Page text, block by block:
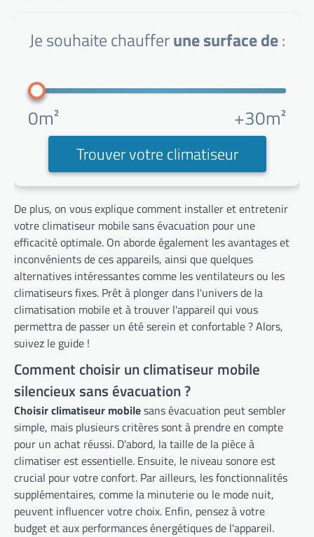
Je souhaite chaufferune surface de:
0m² +30m²
Trouver votre climatiseur
De plus, on vous explique comment installer et entretenir
votre climatiseur mobile sans évacuation pour une
efficacité optimale. On aborde également les avantages et
inconvénients de ces appareils, ainsi que quelques
alternatives intéressantes comme les ventilateurs ou les
climatiseurs fixes. Prêt à plonger dans l'univers de la
climatisation mobile et à trouver l'appareil qui vous
permettra de passer un été serein et confortable ? Alors,
suivez le guide !
Comment choisir un climatiseur mobile
silencieux sans évacuation ?
Choisir climatiseur mobilesans évacuation peut sembler
simple, mais plusieurs critères sont à prendre en compte
pour un achat réussi. D'abord, la taille de la pièce à
climatiser est essentielle. Ensuite, le niveau sonore est
crucial pour votre confort. Par ailleurs, les fonctionnalités
supplémentaires, comme la minuterie ou le mode nuit,
peuvent influencer votre choix. Enfin, pensez à votre
budget et aux performances énergétiques de l'appareil.